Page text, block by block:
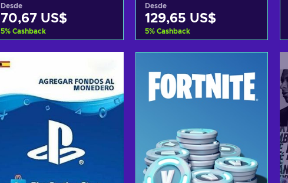
Desde
70,67 US$
5% Cashback
Ver ofertas
Desde
129,65 US$
5% Cashback
Ver ofertas